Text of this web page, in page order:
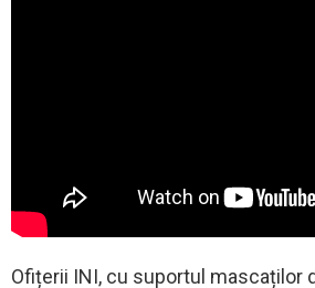
Ofițerii INI, cu suportul mascaților